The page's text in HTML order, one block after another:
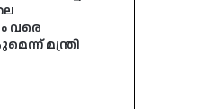
വരെ
മന്ത്രി